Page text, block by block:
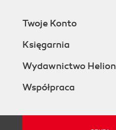
Twoje Konto
Księgarnia
Wydawnictwo Helion
Współpraca